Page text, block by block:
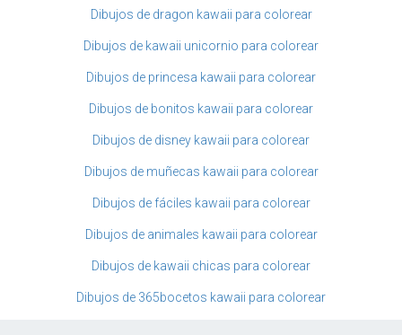
Dibujos de dragon kawaii para colorear
Dibujos de kawaii unicornio para colorear
Dibujos de princesa kawaii para colorear
Dibujos de bonitos kawaii para colorear
Dibujos de disney kawaii para colorear
Dibujos de muñecas kawaii para colorear
Dibujos de fáciles kawaii para colorear
Dibujos de animales kawaii para colorear
Dibujos de kawaii chicas para colorear
Dibujos de 365bocetos kawaii para colorear